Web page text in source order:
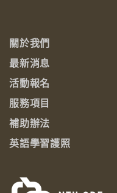
關於我們
最新消息
活動報名
服務項目
補助辦法
英語學習護照